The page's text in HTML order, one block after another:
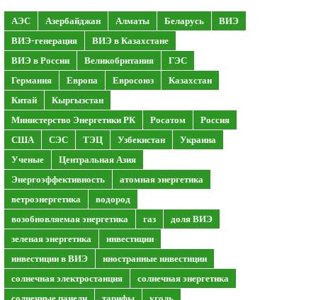
АЭС Азербайджан Алматы Беларусь
ВИЭ
ВИЭ-генерация
ВИЭ в Казахстане
ВИЭ в России
Великобритания
ГЭС
Германия
Европа Евросоюз
Казахстан
Китай
Кыргызстан
Министерство Энергетики РК
Росатом
Россия
США
СЭС ТЭЦ Узбекистан
Украина
Ученые
Центральная Азия
Энергоэффективность
атомная энергетика
ветроэнергетика
водород
возобновляемая энергетика
газ
доля ВИЭ
зеленая энергетика
инвестиции
инвестиции в ВИЭ
иностранные инвестиции
солнечная электростанция
солнечная энергетика
солнечные панели
тарифы уголь